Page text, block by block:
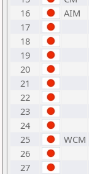
16
AIM
17
18
19
20
21
22
23
24
25
WCM
26
27